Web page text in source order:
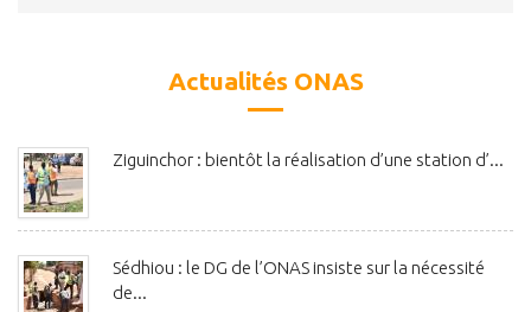
Actualités ONAS
Ziguinchor : bientôt la réalisation d’une station d’...
Sédhiou : le DG de l’ONAS insiste sur la nécessité
de...